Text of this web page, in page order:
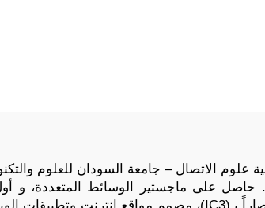
علوم الاتصال – جامعة السودان للعلوم
حاصل على ماجستير الوسائط المتعددة، و